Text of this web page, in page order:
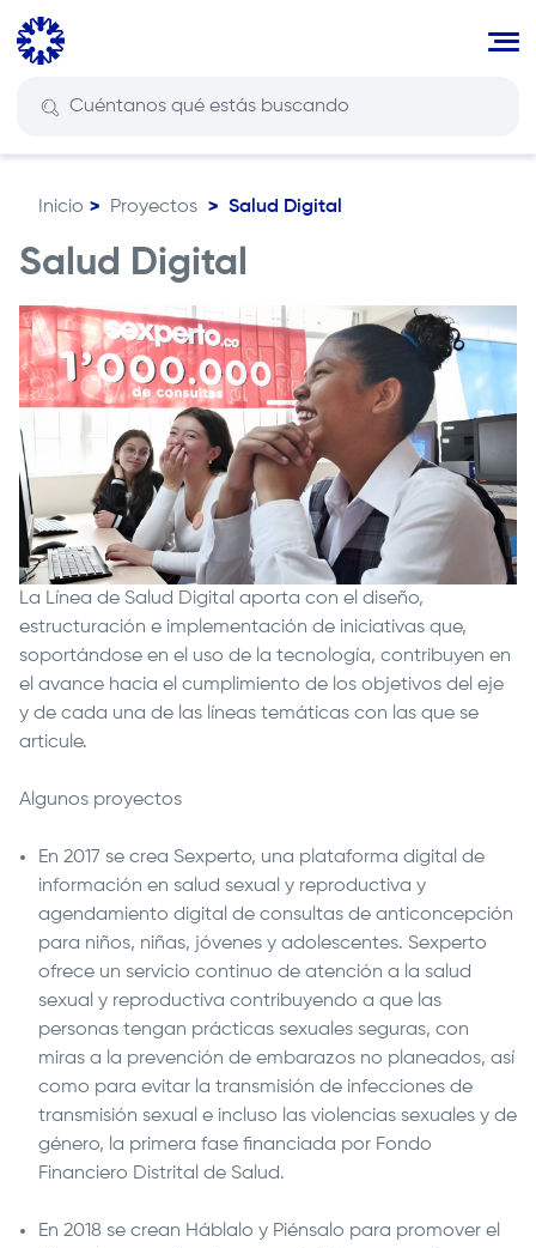
Pasar
principal
de
navegación
Inicio Proyectos Salud Digital
Salud Digital
La Línea de Salud Digital aporta con el diseño,
estructuración e implementación de iniciativas que,
soportándose en el uso de la tecnología, contribuyen en
el avance hacia el cumplimiento de los objetivos del eje
y de cada una de las líneas temáticas con las que se
articule.
Algunos proyectos
En 2017 se crea Sexperto, una plataforma digital de
información en salud sexual y reproductiva y
agendamiento digital de consultas de anticoncepción
para niños, niñas, jóvenes y adolescentes. Sexperto
ofrece un servicio continuo de atención a la salud
sexual y reproductiva contribuyendo a que las
personas tengan prácticas sexuales seguras, con
miras a la prevención de embarazos no planeados, así
como para evitar la transmisión de infecciones de
transmisión sexual e incluso las violencias sexuales y de
género, la primera fase financiada por Fondo
Financiero Distrital de Salud.
En 2018 se crean Háblalo y Piénsalo para promover el